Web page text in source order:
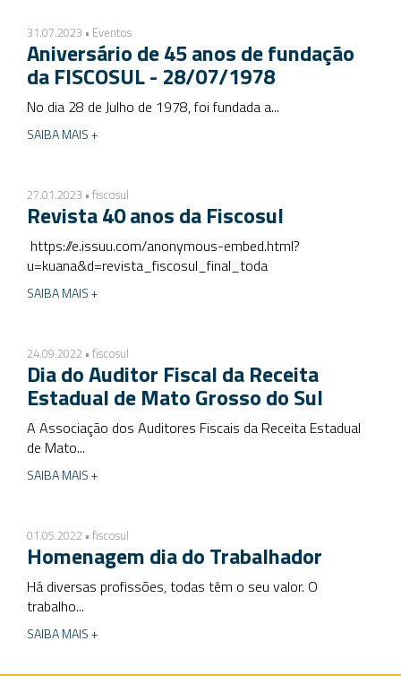
31.07.2023 • Eventos
Aniversário de 45 anos de fundação
da FISCOSUL - 28/07/1978
No dia 28 de Julho de 1978, foi fundada a...
SAIBA MAIS +
27.01.2023 • fiscosul
Revista 40 anos da Fiscosul
https://e.issuu.com/anonymous-embed.html?
u=kuana&d=revista_fiscosul_final_toda
SAIBA MAIS +
24.09.2022 • fiscosul
Dia do Auditor Fiscal da Receita
Estadual de Mato Grosso do Sul
A Associação dos Auditores Fiscais da Receita Estadual
de Mato...
SAIBA MAIS +
01.05.2022 • fiscosul
Homenagem dia do Trabalhador
Há diversas profissões, todas têm o seu valor. O
trabalho...
SAIBA MAIS +